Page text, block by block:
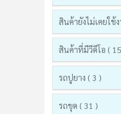
สินค้ายังไม่เคยใช้
สินค้าที่มีวีดีโอ (
รถปูยาง ( 3 )
รถขุด ( 31 )